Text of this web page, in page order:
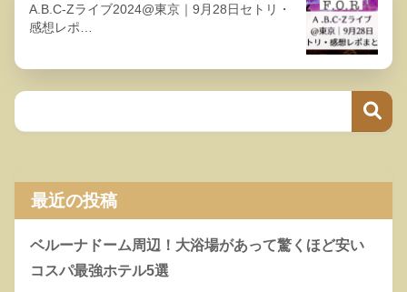
A.B.C-Zライブ2024@東京｜9月28日セトリ・
感想レポ…
最近の投稿
ベルーナドーム周辺！大浴場があって驚くほど安い
コスパ最強ホテル5選